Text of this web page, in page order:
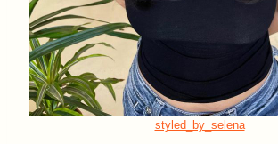
styled_by_selena